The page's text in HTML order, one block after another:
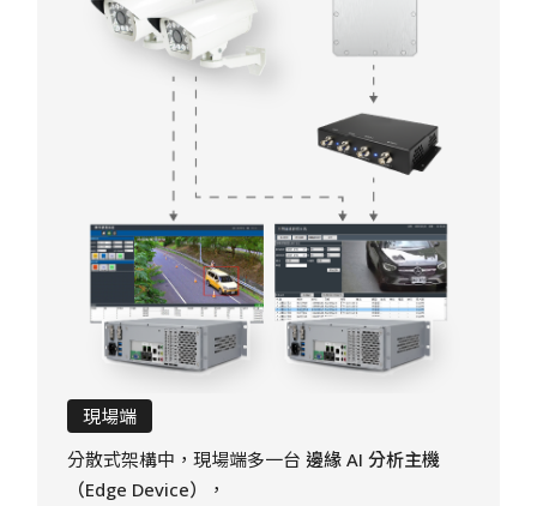
現場端
分散式架構中，現場端多一台邊緣 AI 分析主機
（Edge Device）
，